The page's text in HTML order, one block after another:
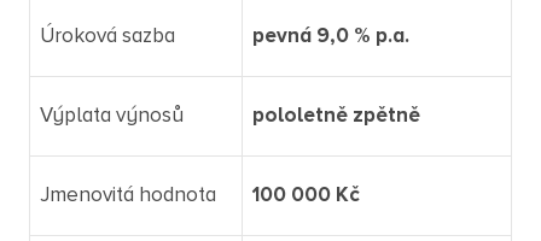
Úroková sazba pevná 9,0 % p.a.
Výplata výnosů pololetně zpětně
Jmenovitá hodnota 100 000 Kč